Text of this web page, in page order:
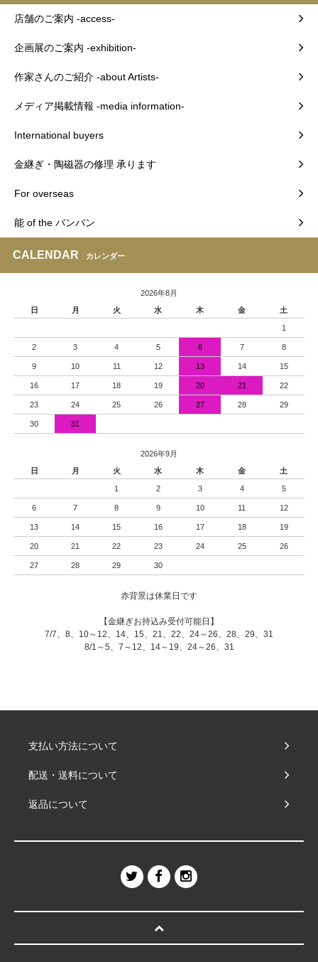
店舗のご案内 -access-
企画展のご案内 -exhibition-
作家さんのご紹介 -about Artists-
メディア掲載情報 -media information-
International buyers
金継ぎ・陶磁器の修理 承ります
For overseas
能 of the バンバン
CALENDAR カレンダー
2026年8月
日
月 火 水 木 金 土
1
2 3 4 5 6 7 8
9 10 11 12 13 14 15
16 17 18 19 20 21 22
23 24 25 26 27 28 29
30 31
2026年9月
日
月 火 水 木 金 土
1 2 3 4 5
6 7 8 9 10 11 12
13 14 15 16 17 18 19
20 21 22 23 24 25 26
27 28 29 30
赤背景は休業日です
【金継ぎお持込み受付可能日】
7/7、8、10～12、14、15、21、22、24～26、28、29、31
8/1～5、7～12、14～19、24～26、31
支払い方法について
配送・送料について
返品について